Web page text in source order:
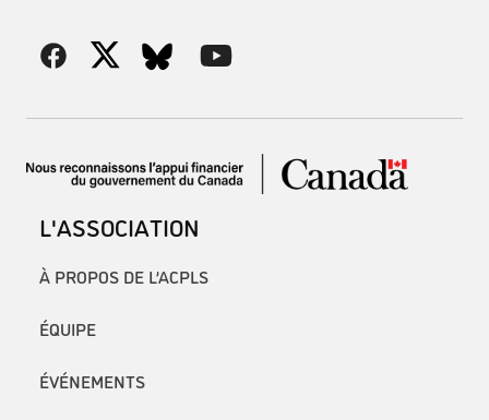
L'ASSOCIATION
À PROPOS DE L’ACPLS
ÉQUIPE
ÉVÉNEMENTS